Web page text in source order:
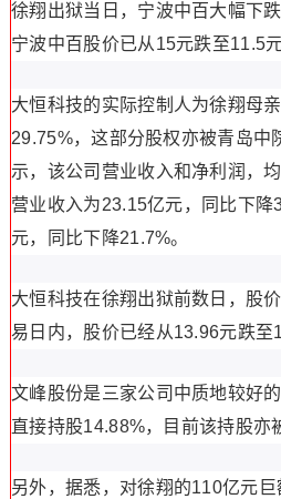
徐翔出狱当日，宁波中百大幅下
宁波中百股价已从15元跌至11.5
大恒科技的实际控制人为徐翔母
29.75%，这部分股权亦被青岛中
示，该公司营业收入和净利润，
营业收入为23.15亿元，同比下降
元，同比下降21.7%。
大恒科技在徐翔出狱前数日，股
易日内，股价已经从13.96元跌至
文峰股份是三家公司中质地较好
直接持股14.88%，目前该持股亦
另外，据悉，对徐翔的110亿元